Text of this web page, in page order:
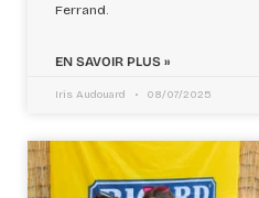
Ferrand.
EN SAVOIR PLUS »
Iris Audouard 08/07/2025